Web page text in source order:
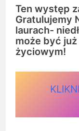
Ten występ
Gratulujemy
laurach-
może być
życiowym!